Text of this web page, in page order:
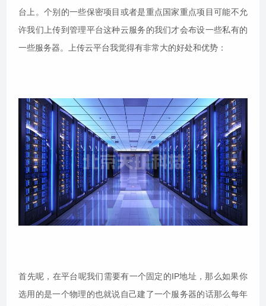
台上。个别的一些保密项目或者是重点国家重点项目可能不允
许我们上传到管理平台这种云服务的我们才会布设一些私有的
一些服务器。上传云平台我觉得有非常大的好处和优势：
首先呢，在平台呢我们需要有一个固定的IP地址，那么如果你
选用的是一个物理的也就说自己建了一个服务器的话那么每年